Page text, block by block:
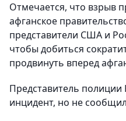
Отмечается, что взрыв
афганское
представители США и
чтобы добиться
продвинуть вперед
Представитель полиции
инцидент, но не